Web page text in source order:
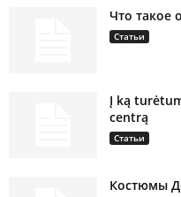
Что такое
Статьи
Į ką
centrą
Статьи
Костюмы